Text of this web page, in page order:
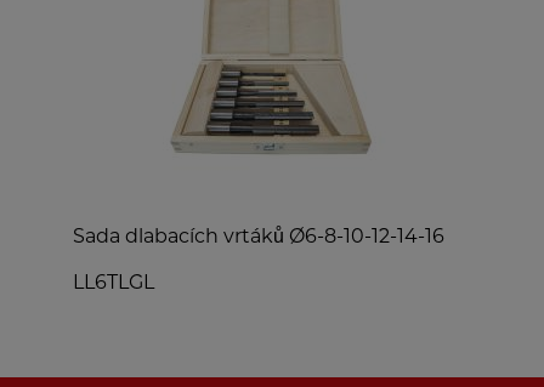
Sada dlabacích vrtáků Ø6-8-10-12-14-16
LL6TLGL